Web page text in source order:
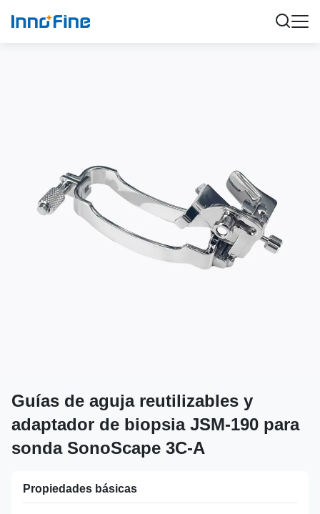
Guías de aguja reutilizables y
adaptador de biopsia JSM-190 para
sonda SonoScape 3C-A
Propiedades básicas